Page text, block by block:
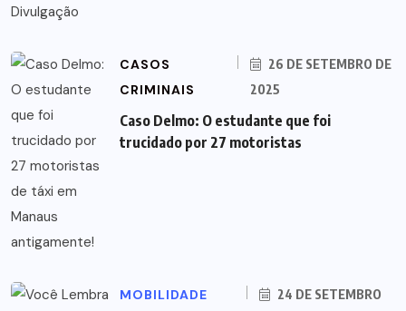
CASOS
CRIMINAIS
26 DE SETEMBRO DE
2025
Caso Delmo: O estudante que foi
trucidado por 27 motoristas
MOBILIDADE
24 DE SETEMBRO